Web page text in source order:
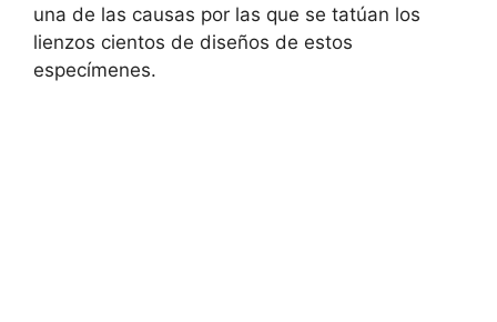
una de las causas por las que se tatúan los
lienzos cientos de diseños de estos
especímenes.